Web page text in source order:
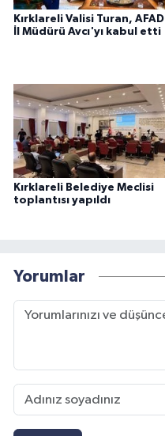
Kırklareli Valisi Turan, AFAD
İl Müdürü Avcı'yı kabul etti
Kırklareli Belediye Meclisi
toplantısı yapıldı
Yorumlar